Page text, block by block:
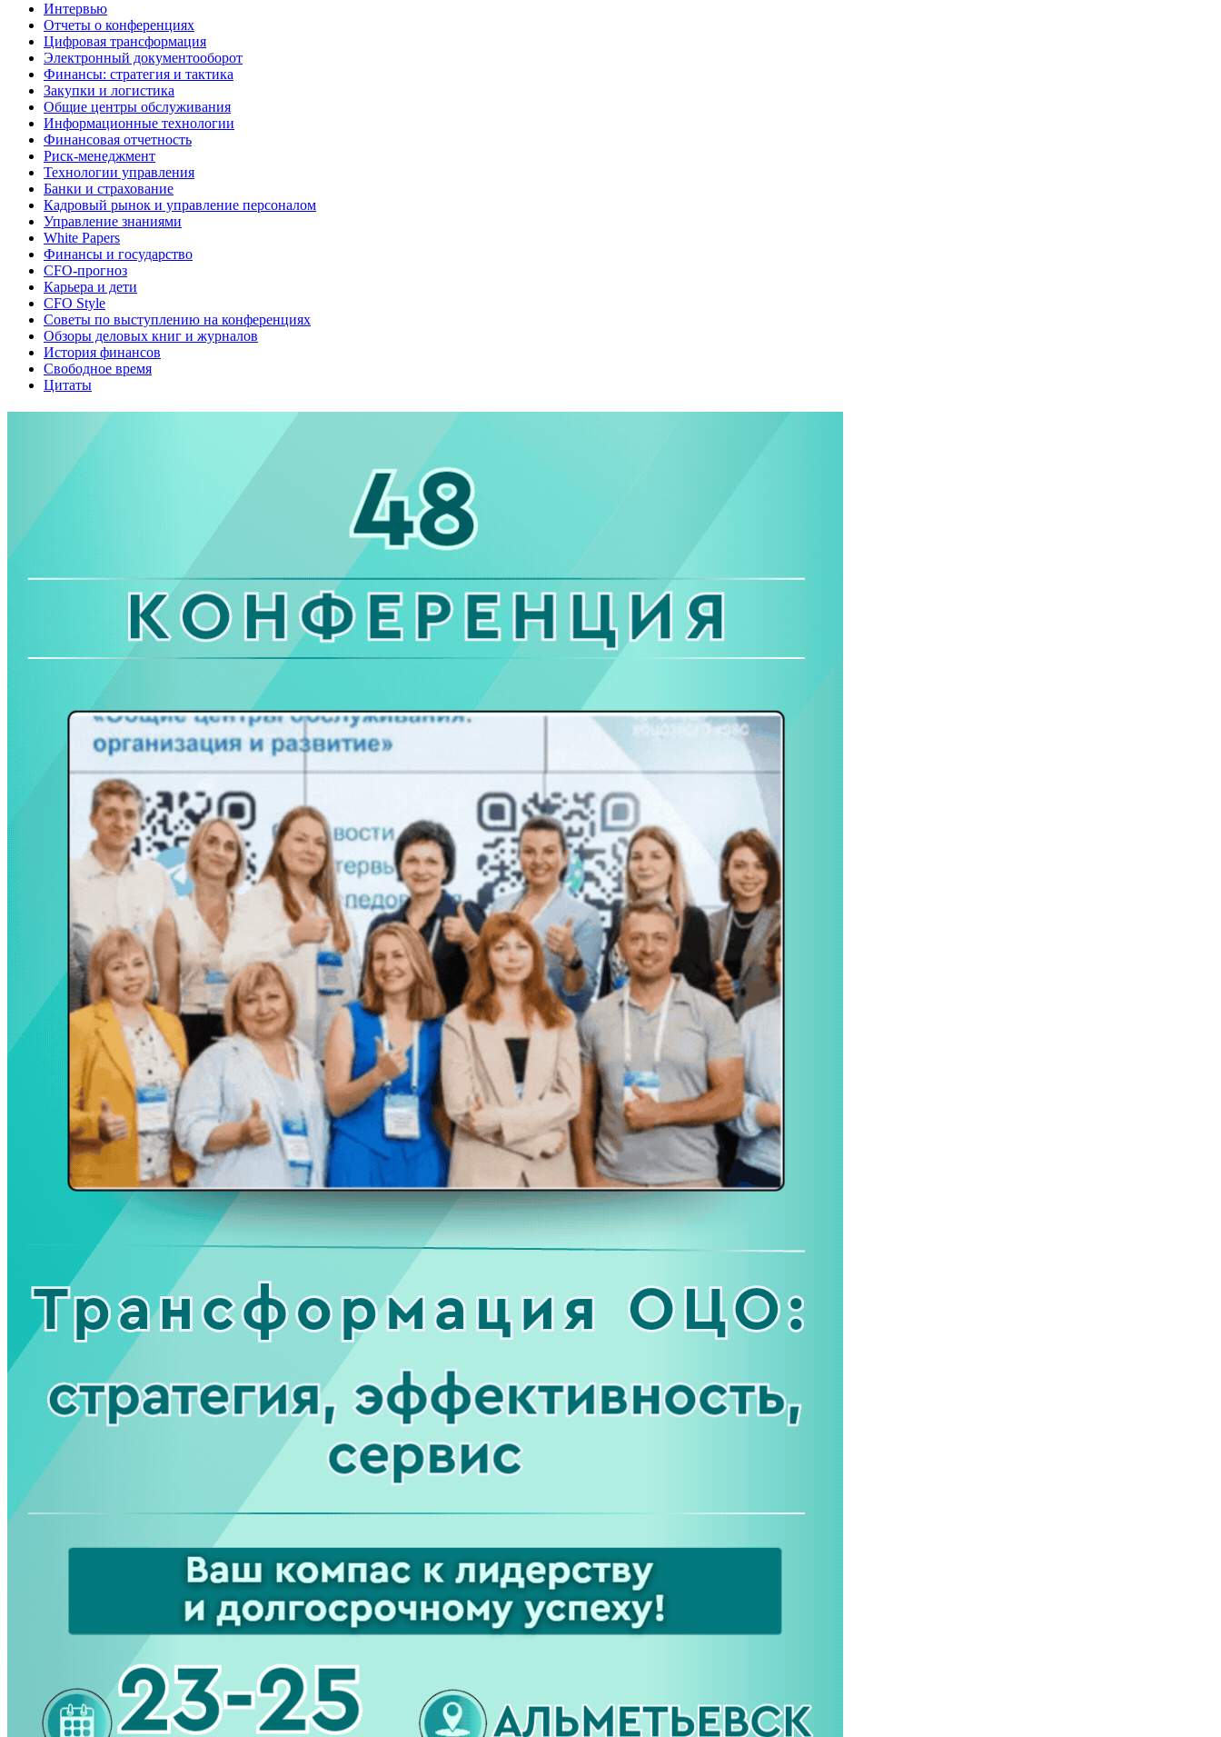
Интервью
Отчеты о конференциях
Цифровая трансформация
Электронный документооборот
Финансы: стратегия и тактика
Закупки и логистика
Общие центры обслуживания
Информационные технологии
Финансовая отчетность
Риск-менеджмент
Технологии управления
Банки и страхование
Кадровый рынок и управление персоналом
Управление знаниями
White Papers
Финансы и государство
CFO-прогноз
Карьера и дети
CFO Style
Советы по выступлению на конференциях
Обзоры деловых книг и журналов
История финансов
Свободное время
Цитаты